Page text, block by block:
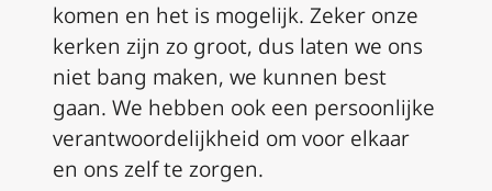
komen en het is mogelijk. Zeker onze
kerken zijn zo groot, dus laten we ons
niet bang maken, we kunnen best
gaan. We hebben ook een persoonlijke
verantwoordelijkheid om voor elkaar
en ons zelf te zorgen.